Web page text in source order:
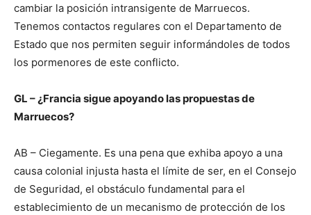
cambiar la posición intransigente de Marruecos.
Tenemos contactos regulares con el Departamento de
Estado que nos permiten seguir informándoles de todos
los pormenores de este conflicto.
GL – ¿Francia sigue apoyando las propuestas de
Marruecos?
AB – Ciegamente. Es una pena que exhiba apoyo a una
causa colonial injusta hasta el límite de ser, en el Consejo
de Seguridad, el obstáculo fundamental para el
establecimiento de un mecanismo de protección de los